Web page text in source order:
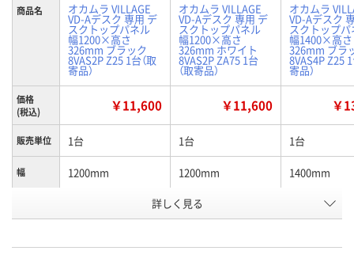
商品名 オカムラ VILLAGE
VD-Aデスク 専用 デ
スクトップパネル
幅1200×高さ
326mm ブラック
8VAS2P Z25 1台（取
寄品）
オカムラ VILLAGE
VD-Aデスク 専用 デ
スクトップパネル
幅1200×高さ
326mm ホワイト
8VAS2P ZA75 1台
（取寄品）
オカムラ
VD-Aデスク
スクトップパ
幅1400×高さ
326mm ブラ
8VAS4P Z25 1
寄品）
価格
(税込)
￥11,600 ￥11,600 ￥
販売単位 1台 1台 1台
幅 1200mm 1200mm 1400mm
ホワイト ブラック
号
詳しく見る